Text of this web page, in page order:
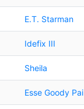
E.T. Starman
Idefix III
Sheila
Esse Goody